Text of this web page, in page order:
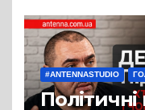
#ANTENNASTUDIO
Політичні